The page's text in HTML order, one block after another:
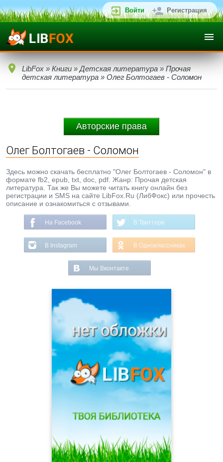
Войти Регистрация
LibFox » Книги » Детская литература » Прочая
детская литература » Олег Болтогаев - Соломон
Авторские права
Олег Болтогаев - Соломон
Здесь можно скачать бесплатно "Олег Болтогаев - Соломон" в
формате fb2, epub, txt, doc, pdf. Жанр: Прочая детская
литература. Так же Вы можете читать книгу онлайн без
регистрации и SMS на сайте LibFox.Ru (ЛибФокс) или прочесть
описание и ознакомиться с отзывами.
На Facebook В Твиттере
В Instagram В Одноклассниках
Мы Вконтакте